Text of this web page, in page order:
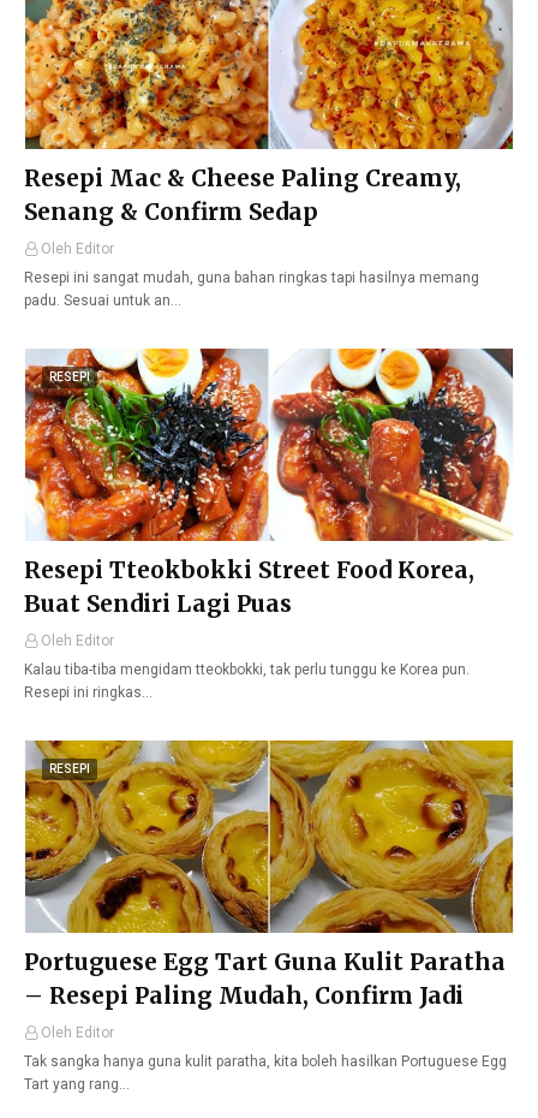
Resepi Mac & Cheese Paling Creamy,
Senang & Confirm Sedap
Oleh Editor
Resepi ini sangat mudah, guna bahan ringkas tapi hasilnya memang
padu. Sesuai untuk an…
RESEPI
Resepi Tteokbokki Street Food Korea,
Buat Sendiri Lagi Puas
Oleh Editor
Kalau tiba-tiba mengidam tteokbokki, tak perlu tunggu ke Korea pun.
Resepi ini ringkas…
RESEPI
Portuguese Egg Tart Guna Kulit Paratha
– Resepi Paling Mudah, Confirm Jadi
Oleh Editor
Tak sangka hanya guna kulit paratha, kita boleh hasilkan Portuguese Egg
Tart yang rang…